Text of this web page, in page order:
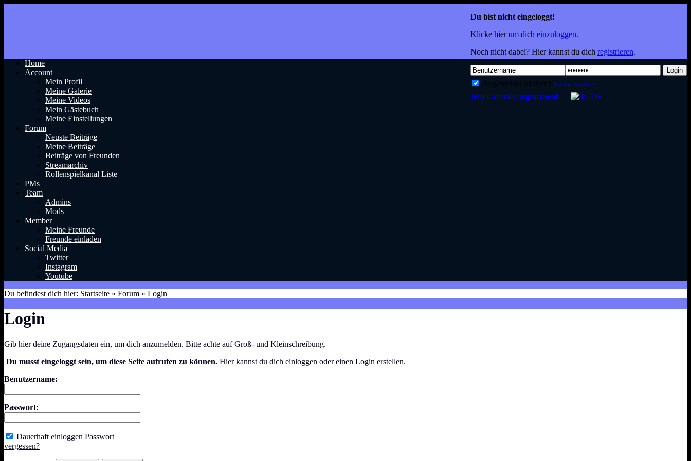
Du bist nicht eingeloggt!
Klicke hier um dich einzuloggen.
Noch nicht dabei? Hier kannst du dich registrieren.
Login
Angemeldet bleiben? Passwort vergessen?
Jetzt kostenlos registrieren!
Home
Account
Mein Profil
Meine Galerie
Meine Videos
Mein Gästebuch
Meine Einstellungen
Forum
Neuste Beiträge
Meine Beiträge
Beiträge von Freunden
Streamarchiv
Rollenspielkanal Liste
PMs
Team
Admins
Mods
Member
Meine Freunde
Freunde einladen
Social Media
Twitter
Instagram
Youtube
Du befindest dich hier: Startseite » Forum » Login
Login
Gib hier deine Zugangsdaten ein, um dich anzumelden. Bitte achte auf Groß- und Kleinschreibung.
Du musst eingeloggt sein, um diese Seite aufrufen zu können. Hier kannst du dich einloggen oder einen Login erstellen.
Benutzername:
Passwort:
Dauerhaft einloggen Passwort
vergessen?